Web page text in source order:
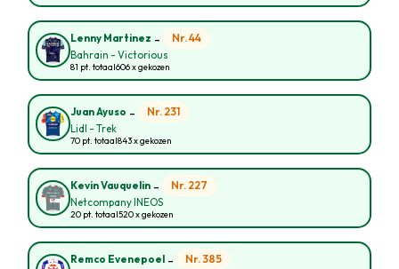
Lenny Martinez - Nr. 44
Bahrain - Victorious
81 pt. totaal606 x gekozen
Juan Ayuso - Nr. 231
Lidl - Trek
70 pt. totaal843 x gekozen
Kevin Vauquelin - Nr. 227
Netcompany INEOS
20 pt. totaal520 x gekozen
Remco Evenepoel - Nr. 385